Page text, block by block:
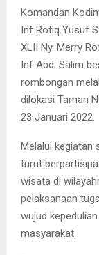
Komandan
Inf Rofiq Yusuf
XLII Ny. Merry
Inf Abd. Salim
rombongan
dilokasi Taman
23 Januari 2022.
Melalui kegiatan
turut
wisata di
pelaksanaan
wujud
masyarakat.